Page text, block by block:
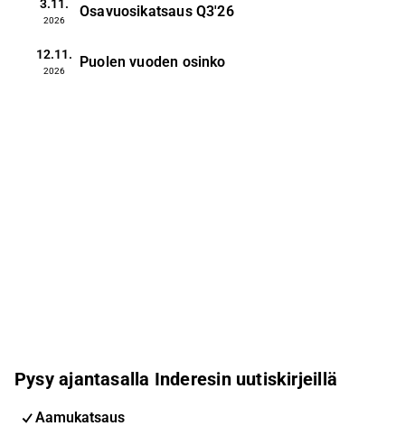
3.11.
2026
Osavuosikatsaus Q3'26
12.11.
2026
Puolen vuoden osinko
Pysy ajantasalla Inderesin uutiskirjeillä
Aamukatsaus